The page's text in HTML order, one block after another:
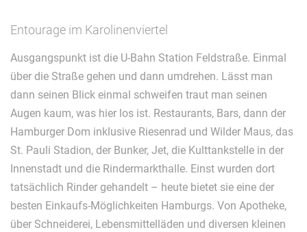
Entourage im Karolinenviertel
Ausgangspunkt ist die U-Bahn Station Feldstraße. Einmal
über die Straße gehen und dann umdrehen. Lässt man
dann seinen Blick einmal schweifen traut man seinen
Augen kaum, was hier los ist. Restaurants, Bars, dann der
Hamburger Dom inklusive Riesenrad und Wilder Maus, das
St. Pauli Stadion, der Bunker, Jet, die Kulttankstelle in der
Innenstadt und die Rindermarkthalle. Einst wurden dort
tatsächlich Rinder gehandelt – heute bietet sie eine der
besten Einkaufs-Möglichkeiten Hamburgs. Von Apotheke,
über Schneiderei, Lebensmittelläden und diversen kleinen